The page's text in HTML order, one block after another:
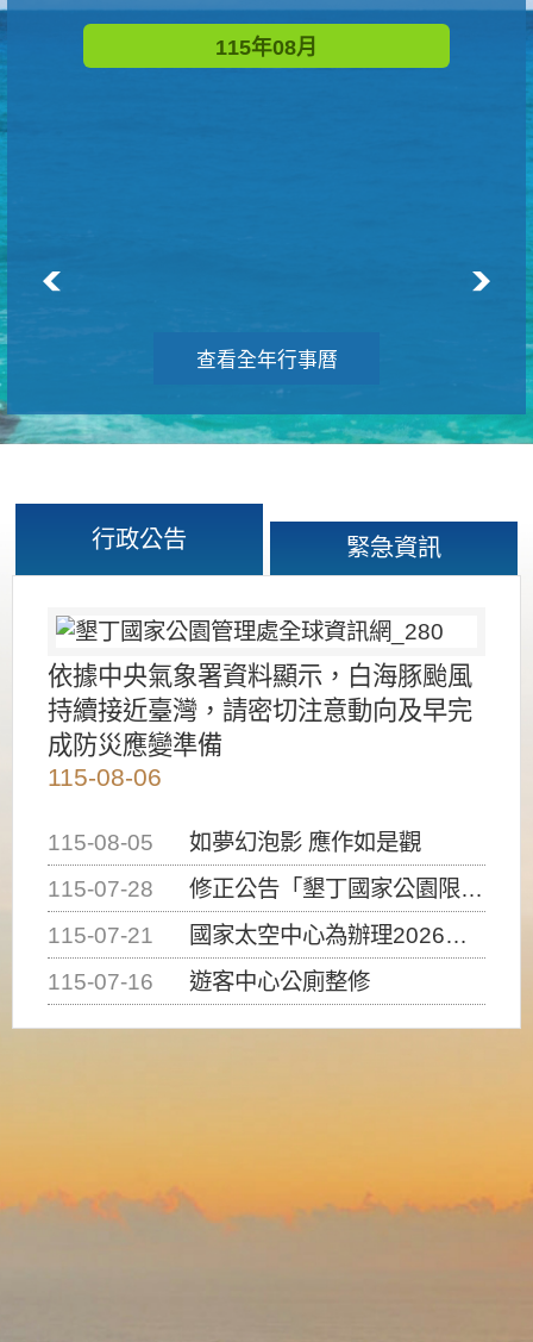
115年08月
查看全年行事曆
行政公告 緊急資訊
依據中央氣象署資料顯示，白海豚颱風
持續接近臺灣，請密切注意動向及早完
成防災應變準備
115-08-06
115-08-05
如夢幻泡影 應作如是觀
115-07-28
修正公告「墾丁國家公園限制水域遊憩活動之種類、範圍、時間及行為」，自即日生效。
115-07-21
國家太空中心為辦理2026台灣盃火箭競賽，陸、海、空域警戒及協調相關事宜，因颱風備案事宜
115-07-16
遊客中心公廁整修